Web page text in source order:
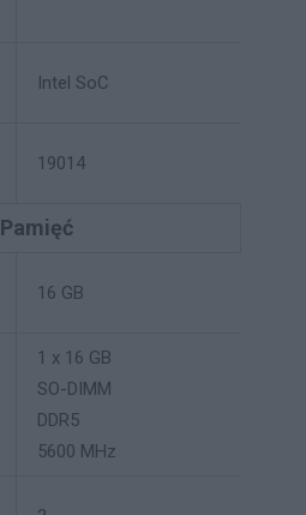
Intel SoC
19014
Pamięć
16 GB
1 x 16 GB
SO-DIMM
DDR5
5600 MHz